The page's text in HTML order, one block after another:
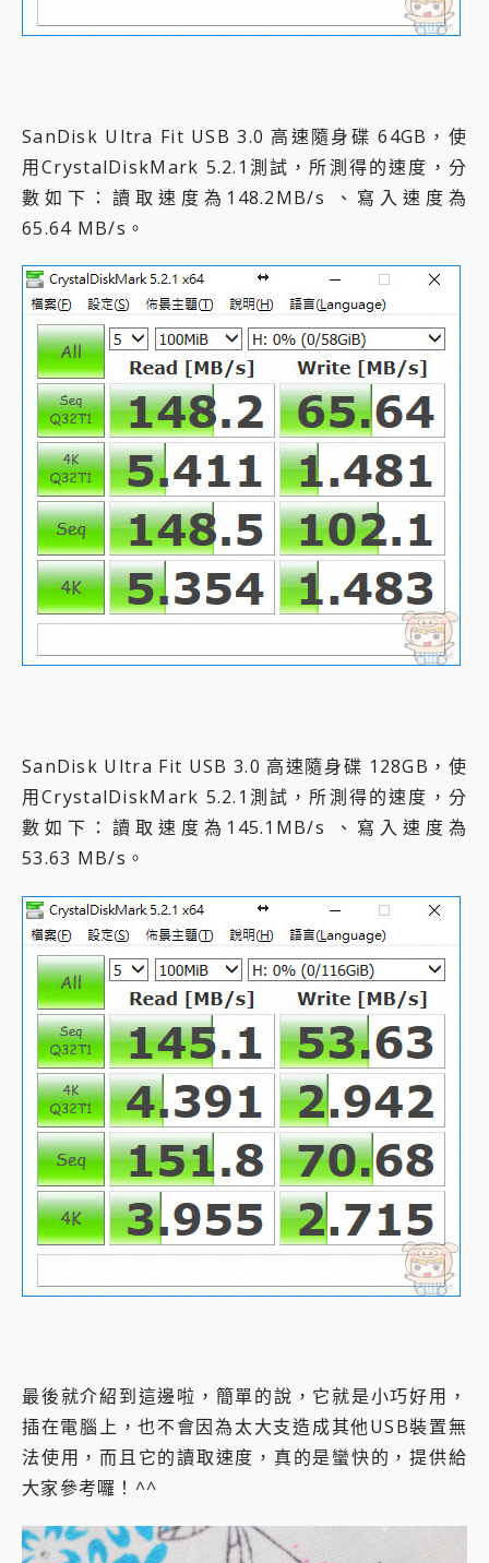
SanDisk Ultra Fit USB 3.0 高速隨身碟 64GB，使
用CrystalDiskMark 5.2.1測試，所測得的速度，分
數如下：讀取速度為148.2MB/s 、寫入速度為
65.64 MB/s。
SanDisk Ultra Fit USB 3.0 高速隨身碟 128GB，使
用CrystalDiskMark 5.2.1測試，所測得的速度，分
數如下：讀取速度為145.1MB/s 、寫入速度為
53.63 MB/s。
最後就介紹到這邊啦，簡單的說，它就是小巧好用，
插在電腦上，也不會因為太大支造成其他USB裝置無
法使用，而且它的讀取速度，真的是蠻快的，提供給
大家參考囉！^^